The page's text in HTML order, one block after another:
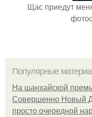
Щас приедут
Популярные
На шанхайской
Совершенно Новый
просто очередной